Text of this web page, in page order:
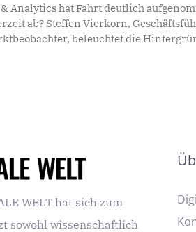
& Analytics hat Fahrt deutlich
ab? Steffen Vierkorn,
beleuchtet die
WELT hat sich zum
sowohl wissenschaftlich